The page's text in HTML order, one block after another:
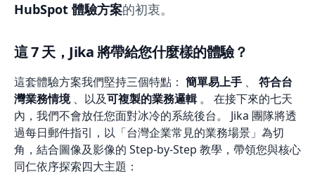
HubSpot 體驗方案的初衷。
這 7 天，Jika 將帶給您什麼樣的體驗？
這套體驗方案我們堅持三個特點： 簡單易上手 、 符合台
灣業務情境、以及可複製的業務邏輯。 在接下來的七天
內，我們不會放任您面對冰冷的系統後台。 Jika 團隊將透
過每日郵件指引，以「台灣企業常見的業務場景」為切
角，結合圖像及影像的 Step-by-Step 教學，帶領您與核心
同仁依序探索四大主題：